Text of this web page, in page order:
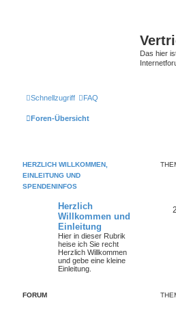
Das hier
Schnellzugriff FAQ
Foren-Übersicht
HERZLICH WILLKOMMEN,
EINLEITUNG UND
SPENDENINFOS
Herzlich
Willkommen und
Einleitung
Hier in dieser Rubrik
heise ich Sie recht
Herzlich Willkommen
und gebe eine kleine
Einleitung.
2
FORUM